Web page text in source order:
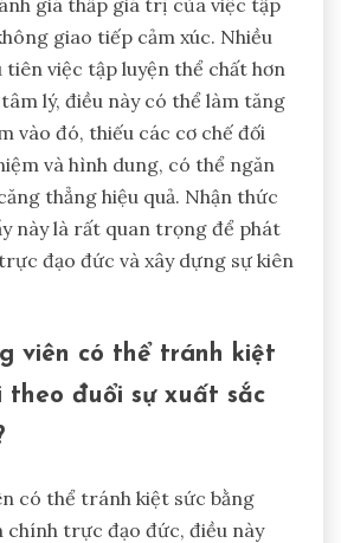
thường quản lý sai căng thẳng
bỏ qua các chiến lược sức khỏe
hiệu suất giảm. Các sai lầm phổ
bỏ qua tầm quan trọng của
giá thấp giá trị của việc tập
giao tiếp cảm xúc. Nhiều
tiên việc tập luyện thể chất hơn
vào đó, thiếu các cơ chế đối
và hình dung, có thể ngăn
thẳng hiệu quả. Nhận thức
này là rất quan trọng để phát